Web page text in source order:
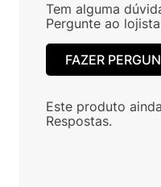
Tem alguma
Pergunte ao
FAZER
Este produto
Respostas.